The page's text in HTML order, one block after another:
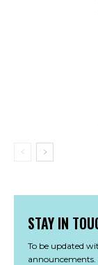
STAY IN
To be updated
announcements.